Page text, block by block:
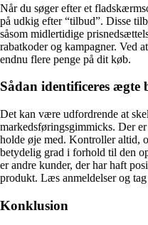
Når du søger efter et
på udkig efter “tilbud”. Disse
såsom midlertidige
rabatkoder og kampagner. Ved
endnu flere penge på dit køb.
Sådan identificeres ægte
Det kan være udfordrende at
markedsføringsgimmicks. Der
holde øje med. Kontroller altid,
betydelig grad i forhold til den
er andre kunder, der har haft
produkt. Læs anmeldelser og
Konklusion